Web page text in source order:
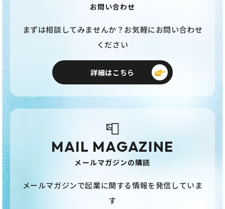
お問い合わせ
まずは相談してみませんか？お気軽にお問い合わせ
ください
詳細はこちら
📮
MAIL MAGAZINE
メールマガジンの購読
メールマガジンで起業に関する情報を発信していま
す